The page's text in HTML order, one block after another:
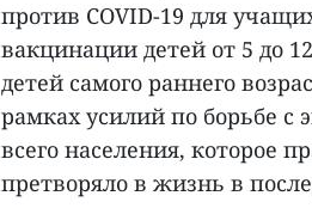
против COVID-19 для
вакцинации детей от 5 до
детей самого раннего
рамках усилий по борьбе с
всего населения, которое
претворяло в жизнь в